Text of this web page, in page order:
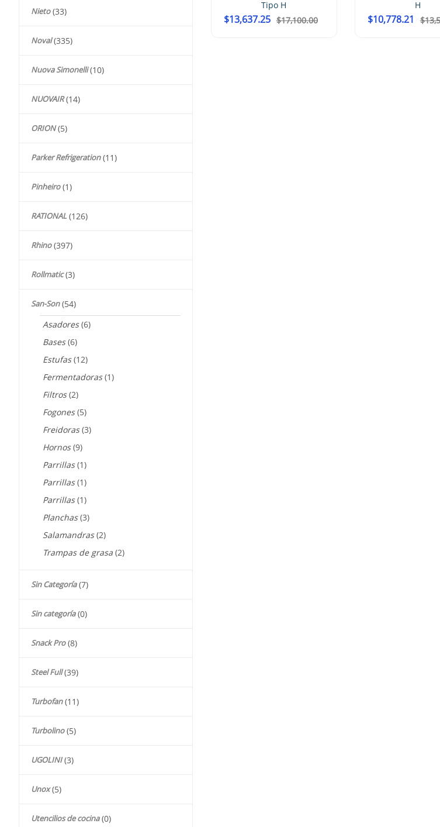
Nieto (33)
Noval (335)
Nuova Simonelli (10)
NUOVAIR (14)
ORION (5)
Parker Refrigeration (11)
Pinheiro (1)
RATIONAL (126)
Rhino (397)
Rollmatic (3)
San-Son (54)
Asadores (6)
Bases (6)
Estufas (12)
Fermentadoras (1)
Filtros (2)
Fogones (5)
Freidoras (3)
Hornos (9)
Parrillas (1)
Parrillas (1)
Parrillas (1)
Planchas (3)
Salamandras (2)
Trampas de grasa (2)
Sin Categoría (7)
Sin categoría (0)
Snack Pro (8)
Steel Full (39)
Turbofan (11)
Turbolino (5)
UGOLINI (3)
Unox (5)
Utencilios de cocina (0)
17,100.00 13,515.00
$10,778.21